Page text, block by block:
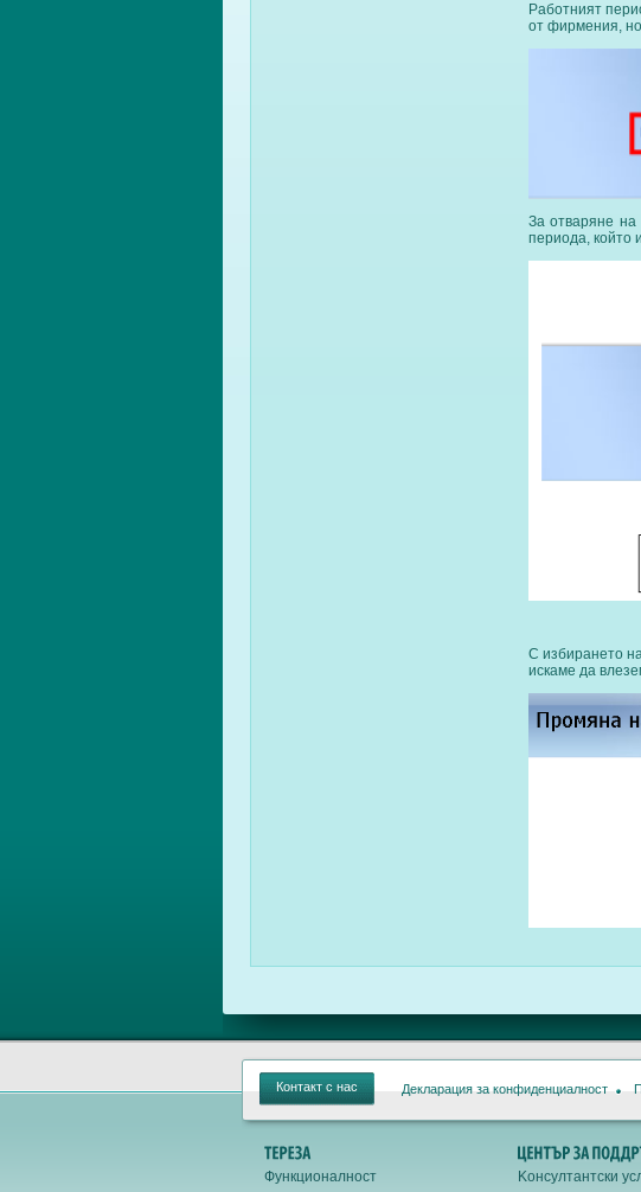
Работният
от фирмения,
За отваряне
периода, който
С избирането
искаме да
Контакт с нас Декларация за конфиденциалност
Функционалност
Kонсултантски